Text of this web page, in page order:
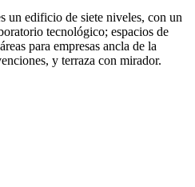
un edificio de siete niveles, con un
tecnológico; espacios de
para empresas ancla de la
y terraza con mirador.